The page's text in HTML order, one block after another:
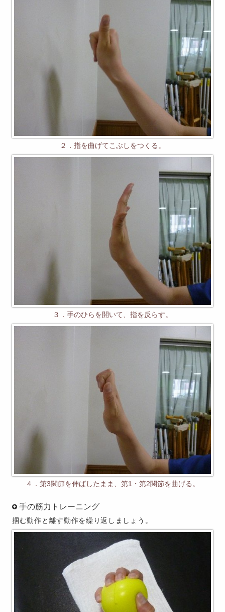
２．指を曲げてこぶしをつくる。
３．手のひらを開いて、指を反らす。
４．第3関節を伸ばしたまま、第1・第2関節を曲げる。
手の筋力トレーニング
掴む動作と離す動作を繰り返しましょう。